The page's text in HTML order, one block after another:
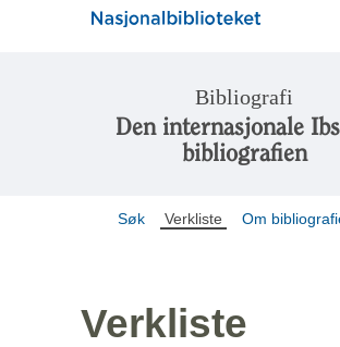
Bibliografi
Den internasjonale
bibliografien
Søk Verkliste Om
Verkliste